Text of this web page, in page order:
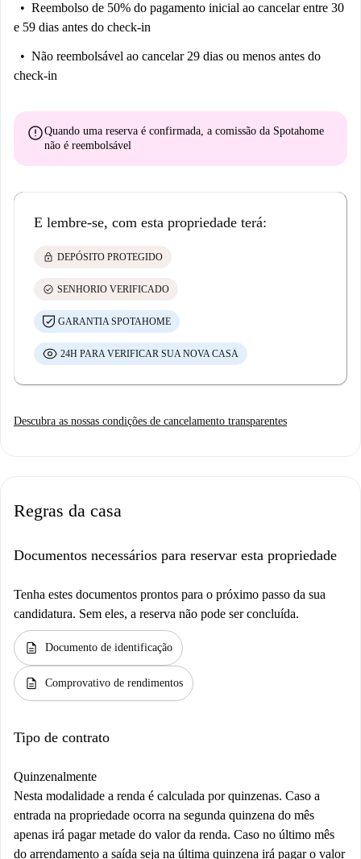
Reembolso de 50% do pagamento inicial ao cancelar entre 30
e 59 dias antes do check-in
Não reembolsável ao cancelar 29 dias ou menos antes do
check-in
errorQuando uma reserva é confirmada, a comissão da Spotahome
não é reembolsável
E lembre-se, com esta propriedade terá:
lock DEPÓSITO PROTEGIDO
check_circle SENHORIO VERIFICADO
GARANTIA SPOTAHOME
24H PARA VERIFICAR SUA NOVA CASA
Descubra as nossas condições de cancelamento transparentes
Regras da casa
Documentos necessários para reservar esta propriedade
Tenha estes documentos prontos para o próximo passo da sua
candidatura. Sem eles, a reserva não pode ser concluída.
description Documento de identificação
description Comprovativo de rendimentos
Tipo de contrato
Quinzenalmente
Nesta modalidade a renda é calculada por quinzenas. Caso a
entrada na propriedade ocorra na segunda quinzena do mês
apenas irá pagar metade do valor da renda. Caso no último mês
do arrendamento a saída seja na última quinzena irá pagar o valor